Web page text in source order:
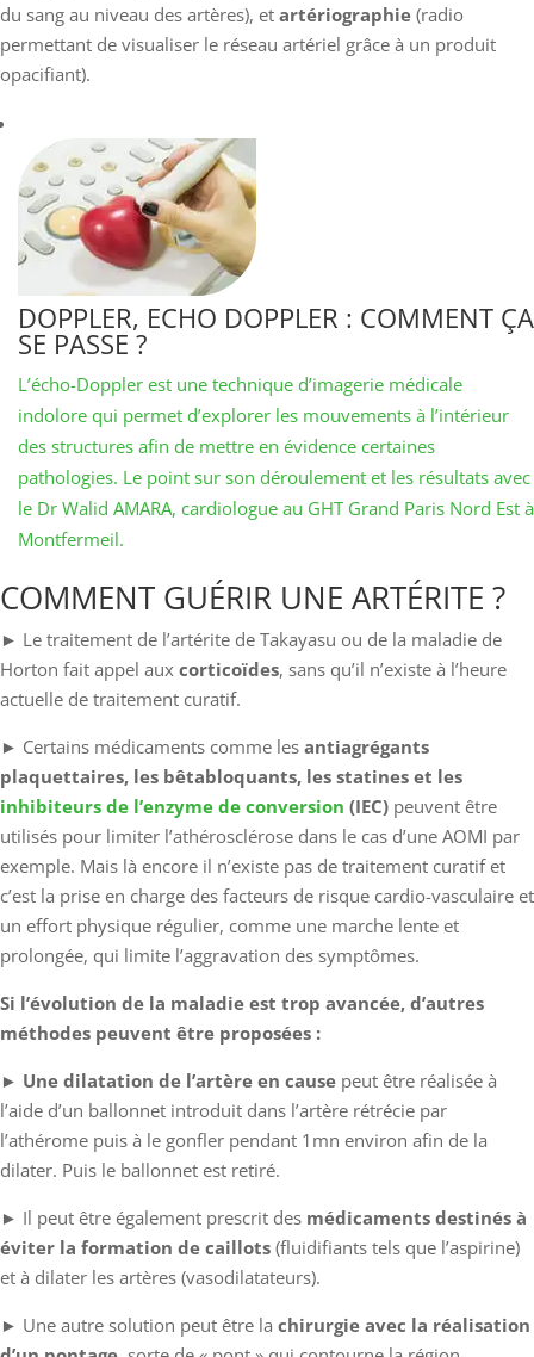
du sang au niveau des artères), et artériographie (radio
permettant de visualiser le réseau artériel grâce à un produit
opacifiant).
DOPPLER, ECHO DOPPLER : COMMENT ÇA
SE PASSE ?
L’écho-Doppler est une technique d’imagerie médicale
indolore qui permet d’explorer les mouvements à l’intérieur
des structures afin de mettre en évidence certaines
pathologies. Le point sur son déroulement et les résultats avec
le Dr Walid AMARA, cardiologue au GHT Grand Paris Nord Est à
Montfermeil.
COMMENT GUÉRIR UNE ARTÉRITE ?
► Le traitement de l’artérite de Takayasu ou de la maladie de
Horton fait appel aux corticoïdes, sans qu’il n’existe à l’heure
actuelle de traitement curatif.
► Certains médicaments comme les antiagrégants
plaquettaires, les bêtabloquants, les statines et les
inhibiteurs de l’enzyme de conversion (IEC) peuvent être
utilisés pour limiter l’athérosclérose dans le cas d’une AOMI par
exemple. Mais là encore il n’existe pas de traitement curatif et
c’est la prise en charge des facteurs de risque cardio-vasculaire et
un effort physique régulier, comme une marche lente et
prolongée, qui limite l’aggravation des symptômes.
Si l’évolution de la maladie est trop avancée, d’autres
méthodes peuvent être proposées :
► Une dilatation de l’artère en cause peut être réalisée à
l’aide d’un ballonnet introduit dans l’artère rétrécie par
l’athérome puis à le gonfler pendant 1mn environ afin de la
dilater. Puis le ballonnet est retiré.
► Il peut être également prescrit des médicaments destinés à
éviter la formation de caillots (fluidifiants tels que l’aspirine)
et à dilater les artères (vasodilatateurs).
► Une autre solution peut être la chirurgie avec la réalisation